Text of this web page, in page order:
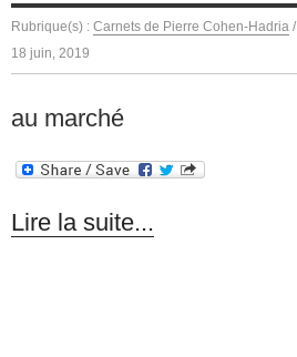
Rubrique(s) : Carnets de Pierre Cohen-Hadria /
18 juin, 2019
au marché
Lire la suite...